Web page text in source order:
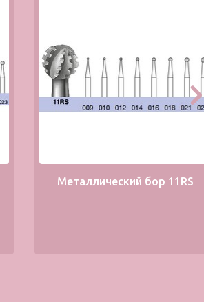
Металлический бор 11RS